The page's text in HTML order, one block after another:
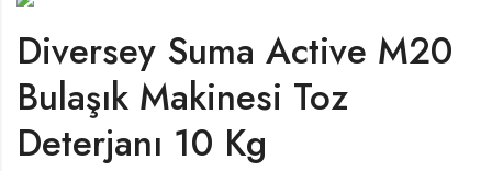
Diversey Suma Active M20
Bulaşık Makinesi Toz
Deterjanı 10 Kg